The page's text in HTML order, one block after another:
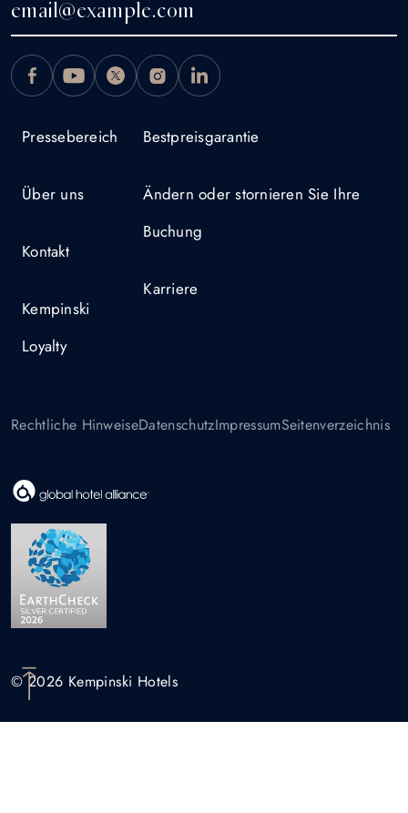
Pressebereich
Über uns
Kontakt
Kempinski
Loyalty
Bestpreisgarantie
Ändern oder stornieren Sie Ihre
Buchung
Karriere
Rechtliche HinweiseDatenschutzImpressumSeitenverzeichnis
© 2026 Kempinski Hotels